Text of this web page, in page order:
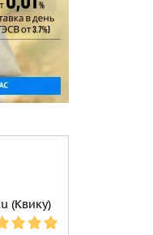
(Квику)